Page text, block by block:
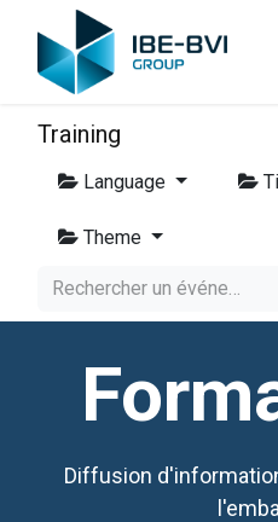
Training
Language
Theme
Diffusion